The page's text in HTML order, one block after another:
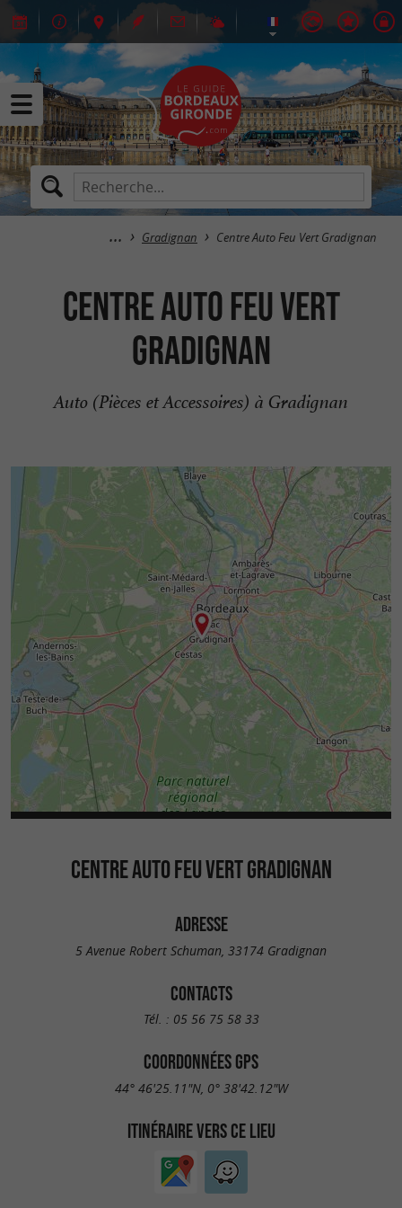
Gradignan Centre Auto Feu Vert Gradignan
Centre Auto Feu Vert
Gradignan
Auto (Pièces et Accessoires) à Gradignan
CENTRE AUTO FEU VERT GRADIGNAN
ADRESSE
5 Avenue Robert Schuman, 33174 Gradignan
CONTACTS
Tél. : 05 56 75 58 33
COORDONNÉES GPS
44° 46'25.11"N, 0° 38'42.12"W
ITINÉRAIRE VERS CE LIEU